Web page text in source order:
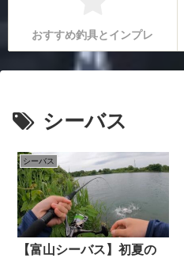
おすすめ釣具とインプレ
シーバス
シーバス
【富山シーバス】初夏の